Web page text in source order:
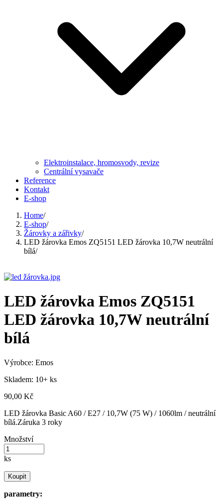
Elektroinstalace, hromosvody, revize
Centrální vysavače
Reference
Kontakt
E-shop
Home/
E-shop/
Žárovky a zářivky/
LED žárovka Emos ZQ5151 LED žárovka 10,7W neutrální
bílá/
LED žárovka Emos ZQ5151
LED žárovka 10,7W neutrální
bílá
Výrobce: Emos
Skladem: 10+ ks
90,00 Kč
LED žárovka Basic A60 / E27 / 10,7W (75 W) / 1060lm / neutrální
bílá.Záruka 3 roky
Množství
ks
Koupit
parametry: